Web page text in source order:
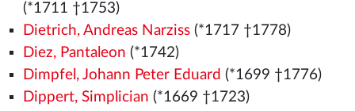
(*1711 †1753)
Dietrich, Andreas Narziss(*1717 †1778)
Diez, Pantaleon (*1742)
Dimpfel, Johann Peter Eduard (*1699 †1776)
Dippert, Simplician (*1669 †1723)